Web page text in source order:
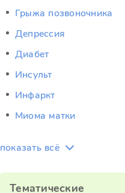
Грыжа позвоночника
Депрессия
Диабет
Инсульт
Инфаркт
Миома матки
показать всё
Тематические